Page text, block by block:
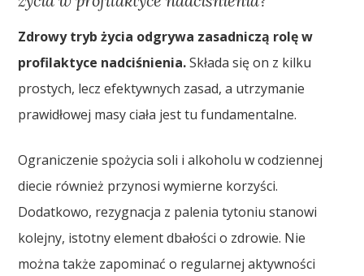
Zdrowy tryb życia odgrywa zasadniczą rolę w
profilaktyce nadciśnienia.Składa się on z kilku
prostych, lecz efektywnych zasad, a utrzymanie
prawidłowej masy ciała jest tu fundamentalne.
Ograniczenie spożycia soli i alkoholu w codziennej
diecie również przynosi wymierne korzyści.
Dodatkowo, rezygnacja z palenia tytoniu stanowi
kolejny, istotny element dbałości o zdrowie. Nie
można także zapominać o regularnej aktywności